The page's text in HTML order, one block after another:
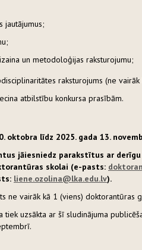
jautājumus;
un metodoloģijas raksturojumu;
raksturojums (ne
atbilstību konkursa prasībām.
oktobra līdz 2025. gada 13.
jāiesniedz parakstītus ar
skolai (e-pasts:
liene.ozolina@lka.edu.lv).
ne vairāk kā 1 (viens) doktorantūras
tiek uzsākta ar šī sludinājuma